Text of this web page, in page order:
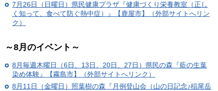
7月26日（日曜日）県民健康プラザ『健康づくり栄養教室（正し
く知って、食べて防ぐ熱中症）』【鹿屋市】（外部サイトへリン
ク）
～8月のイベント～
8月毎週木曜日（6日、13日、20日、27日）県民の森『藍の生葉
染め体験』【霧島市】（外部サイトへリンク）
8月11日（金曜日）照葉樹の森『月例登山会（山の日記念♪稲尾岳